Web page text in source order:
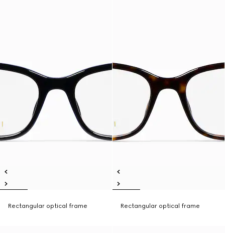
Rectangular optical frame Rectangular optical frame